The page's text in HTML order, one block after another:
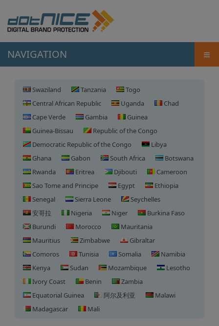
NAVIGATION ≡
Swaziland Tanzania
Togo
Central African Republic
Uganda
Chad
Cape Verde
Gambia
Guinea
Guinea-Bissau
Republic of the Congo
Democratic Republic of the Congo
Libya
Ghana
Gabon South Africa
Botswana
Rwanda
Eritrea Djibouti
Cameroon
Sao Tome and Principe
Egypt
Ethiopia
Senegal
Sierra Leone
Seychelles
安哥拉
Nigeria Niger
Burkina Faso
Burundi
Morocco
Mauritania
Mauritius
Zimbabwe
Gibraltar
Comoros
Tunisia Somalia
Namibia
Kenya
Sudan Mozambique
Lesotho
Ivory Coast
Benin
Zambia
Equatorial Guinea
阿尔及利亚
Malawi
Madagascar
Mali
埃塞俄比亚域名注册